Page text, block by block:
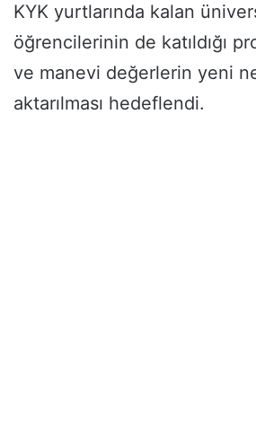
KYK yurtlarında kalan
öğrencilerinin de katıldığı
ve manevi değerlerin yeni
aktarılması hedeflendi.